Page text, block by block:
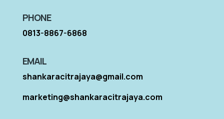
PHONE
0813-8867-6868
EMAIL
shankaracitrajaya@gmail.com
marketing@shankaracitrajaya.com